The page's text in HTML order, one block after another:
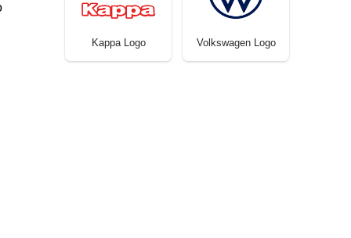
Kappa Logo Volkswagen Logo